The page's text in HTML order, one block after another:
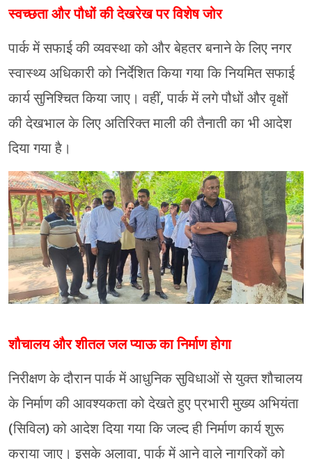
स्वच्छता और पौधों की देखरेख पर विशेष जोर
पार्क में सफाई की व्यवस्था को और बेहतर बनाने के लिए नगर
स्वास्थ्य अधिकारी को निर्देशित किया गया कि नियमित सफाई
कार्य सुनिश्चित किया जाए। वहीं, पार्क में लगे पौधों और वृक्षों
की देखभाल के लिए अतिरिक्त माली की तैनाती का भी आदेश
दिया गया है।
शौचालय और शीतल जल प्याऊ का निर्माण होगा
निरीक्षण के दौरान पार्क में आधुनिक सुविधाओं से युक्त शौचालय
के निर्माण की आवश्यकता को देखते हुए प्रभारी मुख्य अभियंता
(सिविल) को आदेश दिया गया कि जल्द ही निर्माण कार्य शुरू
कराया जाए। इसके अलावा, पार्क में आने वाले नागरिकों को